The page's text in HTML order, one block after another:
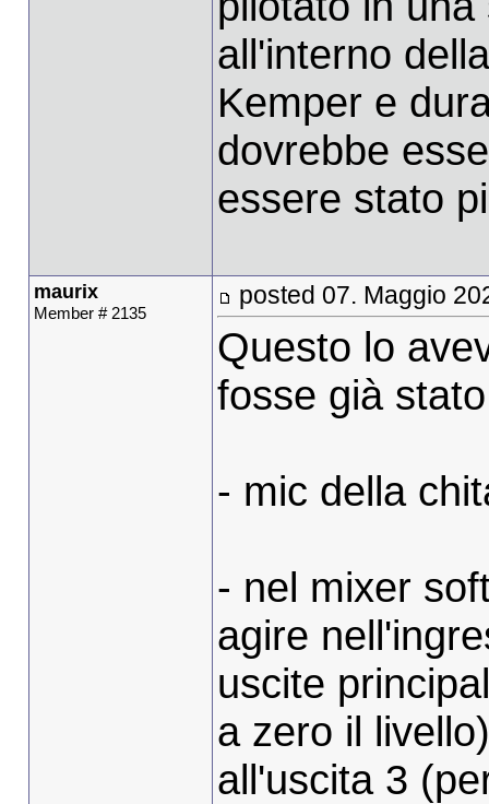
all'interno
Kemper e
dovrebbe
essere stato
maurix
Member # 2135
posted 07. Maggio
Questo lo
fosse già
- mic della
- nel mixer
agire
uscite
a zero il
all'uscita 3